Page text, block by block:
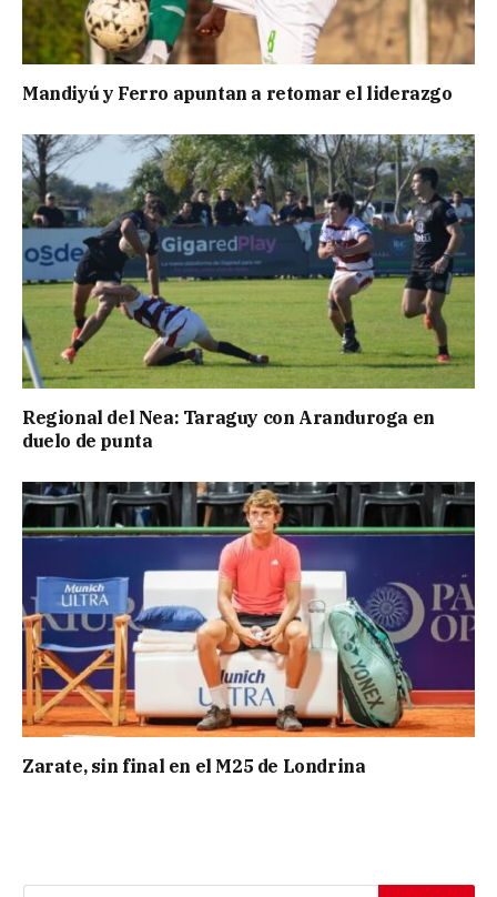
Mandiyú y Ferro apuntan a retomar el liderazgo
Regional del Nea: Taraguy con Aranduroga en
duelo de punta
Zarate, sin final en el M25 de Londrina